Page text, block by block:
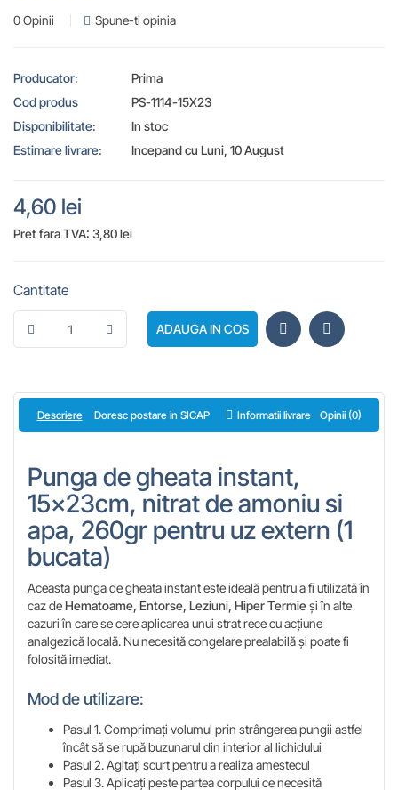
0 Opinii Spune-ti opinia
Producator:
Prima
Cod produs
PS-1114-15X23
Disponibilitate:
In stoc
Estimare livrare:
Incepand cu Luni, 10 August
4,60 lei
Pret fara TVA: 3,80 lei
Cantitate
ADAUGA IN COS
Descriere Doresc postare in SICAP Informatii livrare Opinii (0)
Punga de gheata instant,
15x23cm, nitrat de amoniu si
apa, 260gr pentru uz extern (1
bucata)
Aceasta punga de gheata instant este ideală pentru a fi utilizată în
caz deHematoame, Entorse, Leziuni, Hiper Termieși în alte
cazuri în care se cere aplicarea unui strat rece cu acțiune
analgezică locală. Nu necesită congelare prealabilă și poate fi
folosită imediat.
Mod de utilizare:
Pasul 1. Comprimați volumul prin strângerea pungii astfel
încât să se rupă buzunarul din interior al lichidului
Pasul 2. Agitați scurt pentru a realiza amestecul
Pasul 3. Aplicați peste partea corpului ce necesită